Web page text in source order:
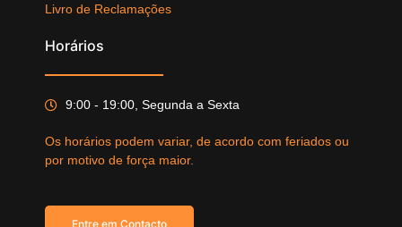
Livro de Reclamações
Horários
9:00 - 19:00, Segunda a Sexta
Os horários podem variar, de acordo com feriados ou
por motivo de força maior.
Entre em Contacto